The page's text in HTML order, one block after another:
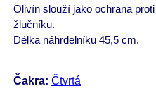
Olivín slouží jako ochrana
žlučníku.
Délka náhrdelníku 45,5 cm.
Čakra: Čtvrtá